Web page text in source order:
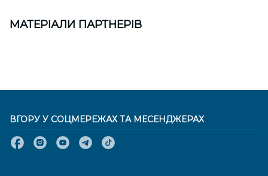
МАТЕРІАЛИ ПАРТНЕРІВ
ВГОРУ У СОЦМЕРЕЖАХ ТА МЕСЕНДЖЕРАХ